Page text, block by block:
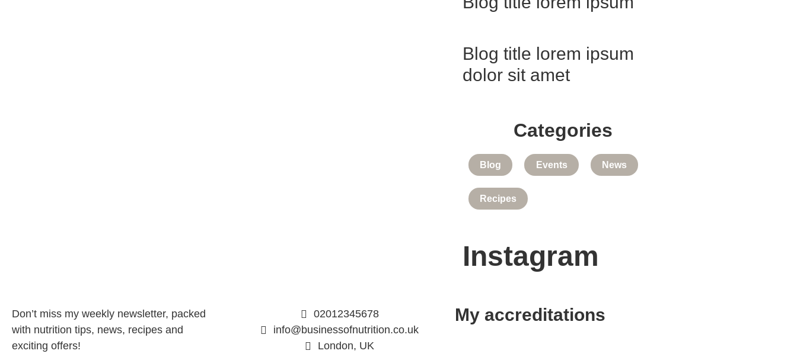
Blog title lorem ipsum
dolor sit amet
Categories
Blog Events News
Recipes
Instagram
Don’t miss my weekly newsletter, packed
with nutrition tips, news, recipes and
exciting offers!
02012345678
info@businessofnutrition.co.uk
London, UK
My accreditations